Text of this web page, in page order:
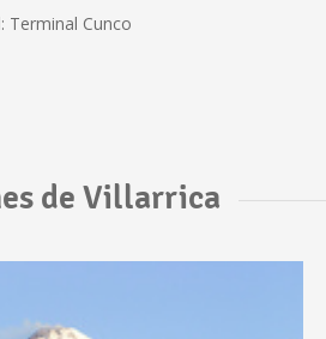
Terminal Cunco
de Villarrica